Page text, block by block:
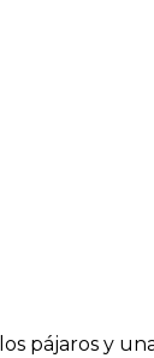
pájaros y